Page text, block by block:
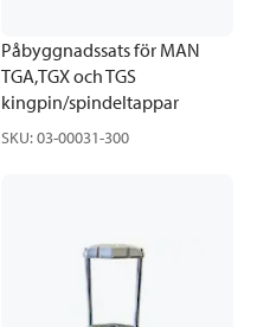
Påbyggnadssats för MAN
TGA,TGX och TGS
kingpin/spindeltappar
SKU:03-00031-300